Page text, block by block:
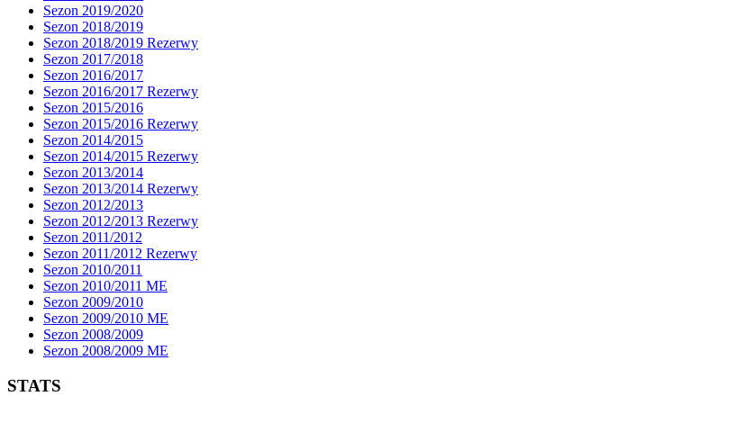
Sezon 2019/2020
Sezon 2018/2019
Sezon 2018/2019 Rezerwy
Sezon 2017/2018
Sezon 2016/2017
Sezon 2016/2017 Rezerwy
Sezon 2015/2016
Sezon 2015/2016 Rezerwy
Sezon 2014/2015
Sezon 2014/2015 Rezerwy
Sezon 2013/2014
Sezon 2013/2014 Rezerwy
Sezon 2012/2013
Sezon 2012/2013 Rezerwy
Sezon 2011/2012
Sezon 2011/2012 Rezerwy
Sezon 2010/2011
Sezon 2010/2011 ME
Sezon 2009/2010
Sezon 2009/2010 ME
Sezon 2008/2009
Sezon 2008/2009 ME
STATS